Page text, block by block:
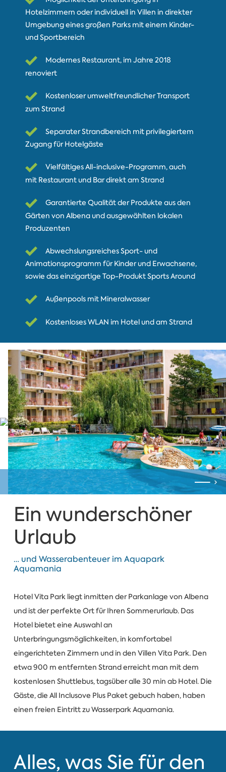
Hotelzimmern oder individuell in Villen in direkter
Umgebung eines großen Parks mit einem Kinder-
und Sportbereich
Modernes Restaurant, im Jahre 2018
renoviert
Kostenloser umweltfreundlicher Transport
zum Strand
Separater Strandbereich mit privilegiertem
Zugang für Hotelgäste
Vielfältiges All-inclusive-Programm, auch
mit Restaurant und Bar direkt am Strand
Garantierte Qualität der Produkte aus den
Gärten von Albena und ausgewählten lokalen
Produzenten
Abwechslungsreiches Sport- und
Animationsprogramm für Kinder und Erwachsene,
sowie das einzigartige Top-Produkt Sports Around
Außenpools mit Mineralwasser
Kostenloses WLAN im Hotel und am Strand
Ein wunderschöner
Urlaub
… und Wasserabenteuer im Aquapark
Aquamania
Hotel Vita Park liegt inmitten der Parkanlage von Albena
und ist der perfekte Ort für Ihren Sommerurlaub. Das
Hotel bietet eine Auswahl an
Unterbringungsmöglichkeiten, in komfortabel
eingerichteten Zimmern und in den Villen Vita Park. Den
etwa 900 m entfernten Strand erreicht man mit dem
kostenlosen Shuttlebus, tagsüber alle 30 min ab Hotel. Die
Gäste, die All Inclusove Plus Paket gebuch haben, haben
einen freien Eintritt zu Wasserpark Aquamania.
Alles, was Sie für den